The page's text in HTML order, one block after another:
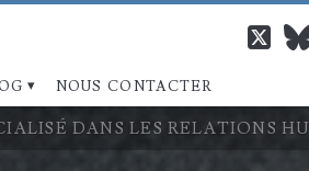
NOUS CONTACTER
DANS LES RELATIONS